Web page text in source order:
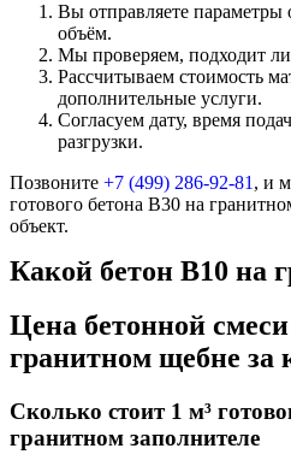
Вы отправляете параметры
объём.
Мы проверяем, подходит
Рассчитываем стоимость
дополнительные услуги.
Согласуем дату, время
разгрузки.
Позвоните +7 (499) 286-92-81 , и
готового бетона В30 на
объект.
Какой бетон В10 на
Цена бетонной
гранитном щебне за
Сколько стоит 1 м³
гранитном заполнителе